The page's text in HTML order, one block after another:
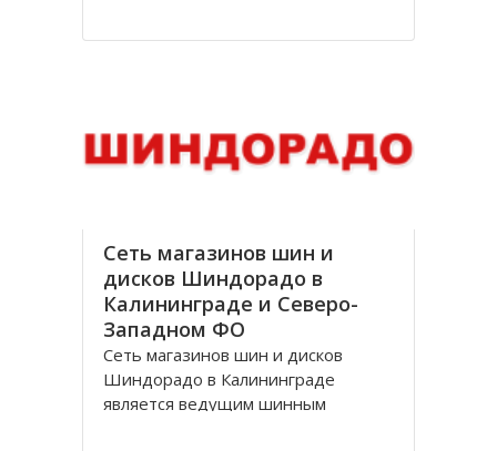
оптическая компания,
Сеть магазинов шин и
дисков Шиндорадо в
Калининграде и Северо-
Западном ФО
Сеть магазинов шин и дисков
Шиндорадо в Калининграде
является ведущим шинным